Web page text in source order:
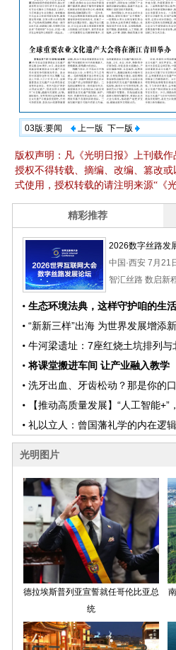
03版:要闻 上一版 下一版
版权声明：凡《光明日报》上刊载
授权不得转载、摘编、改编、篡改
式使用，授权转载的请注明来源“《光